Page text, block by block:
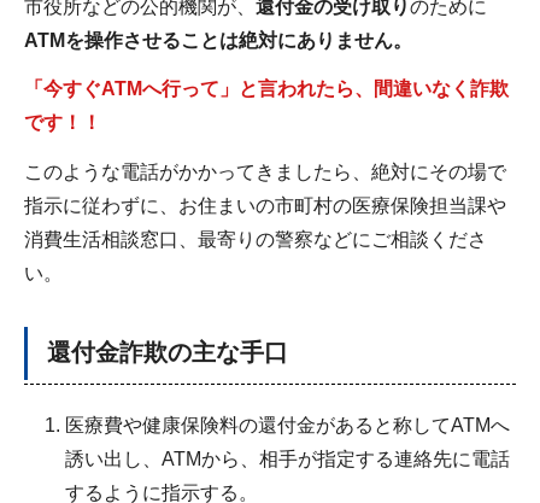
市役所などの公的機関が、 還付金の受け取りのために
ATMを操作させることは絶対にありません。
「今すぐATMへ行って」と言われたら、間違いなく詐欺
です！！
このような電話がかかってきましたら、絶対にその場で
指示に従わずに、お住まいの市町村の医療保険担当課や
消費生活相談窓口、最寄りの警察などにご相談くださ
い。
還付金詐欺の主な手口
医療費や健康保険料の還付金があると称してATMへ
誘い出し、ATMから、相手が指定する連絡先に電話
するように指示する。